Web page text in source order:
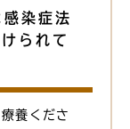
染症法
られて
養くださ